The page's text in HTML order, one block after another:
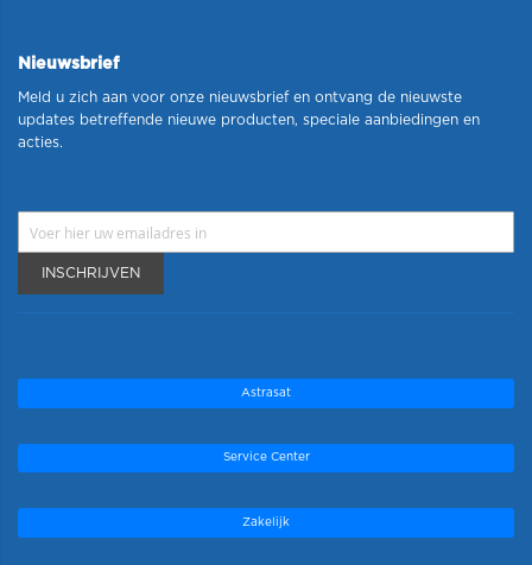
Nieuwsbrief
Meld u zich aan voor onze nieuwsbrief en ontvang de nieuwste
updates betreffende nieuwe producten, speciale aanbiedingen en
acties.
INSCHRIJVEN
Astrasat
Service Center
Zakelijk